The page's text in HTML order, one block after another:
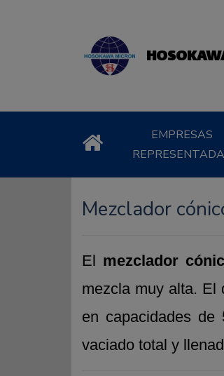
EMPRESAS
Mezclador
El mezclador
mezcla muy alta. El
en capacidades
vaciado total y